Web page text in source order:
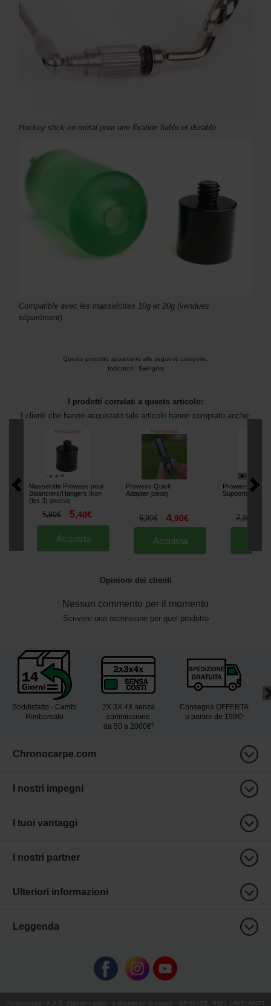
Hockey stick en métal pour une fixation fiable et durable
Compatible avec les masselottes 10g et 20g (vendues
séparément)
Questo prodotto appartiene alle seguenti categorie:
Indicatori- Swingers
I prodotti correlati a questo articolo:
I clienti che hanno acquistato tale articolo hanno comprato anche:
Masselotte Prowess pour
Balanciers/Hangers Ikon
(les 3)
[204872A]
5,90€ 5,40€
Acquista
Prowess Quick
Adapter [205939]
6,90€ 4,90€
Acquista
Prowess Safety
Supporto
7,90
Opinioni dei clienti
Nessun commento per il momento
Scrivere una recensione per quel prodotto
Soddisfatto - Cambi
Rimborsato
2X 3X 4X senza
commissione
da 50 a 2000€²
Consegna OFFERTA
a partire de 199€¹
Chronocarpe.com
I nostri impegni
I tuoi vantaggi
I nostri partner
Ulteriori informazioni
Leggenda
Chronocarpe : S.A.S. Chrono Loisirs - 1 chemin de la coume - BP 90185 - 9301 LAVELANET